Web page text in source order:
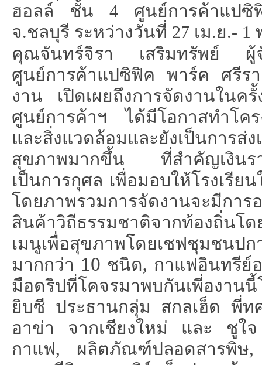
ฮอลล์ ชั้น 4 ศูนย์การค้าแป
จ.ชลบุรี ระหว่างวันที่ 27 เม.ย.- 1
คุณจันทร์จิรา เสริมทรัพย์ ผู้จั
ศูนย์การค้าแปซิฟิค พาร์ค ศรีร
งาน เปิดเผยถึงการจัดงานใน
ศูนย์การค้าฯ ได้มีโอกาสทำโค
และสิ่งแวดล้อมและยังเป็นการส่
สุขภาพมากขึ้น ที่สำคัญเงินรา
เป็นการกุศล เพื่อมอบให้โรงเรี
โดยภาพรวมการจัดงานจะมีการ
สินค้าวิถีธรรมชาติจากท้องถิ่น
เมนูเพื่อสุขภาพโดยเชฟชุมชนปก
มากกว่า 10 ชนิด, กาแฟอินทรีย์
มือดริปที่โคจรมาพบกันเพี่องาน
ยิบซี ประธานกลุ่ม สกลเฮ็ด พี่ท
อาข่า จากเชียงใหม่ และ ชูใ
กาแฟ, ผลิตภัณฑ์ปลอดสารพิษ